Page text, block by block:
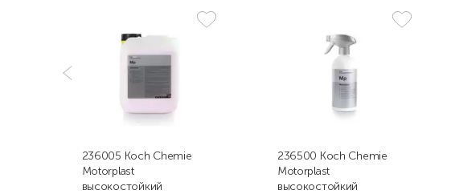
236005 Koch Chemie
Motorplast
высокостойкий
236500 Koch Chemie
Motorplast
высокостойкий